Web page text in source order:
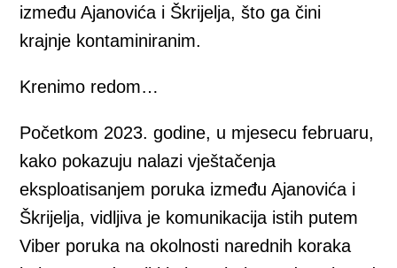
između Ajanovića i Škrijelja, što ga čini
krajnje kontaminiranim.
Krenimo redom…
Početkom 2023. godine, u mjesecu februaru,
kako pokazuju nalazi vještačenja
eksploatisanjem poruka između Ajanovića i
Škrijelja, vidljiva je komunikacija istih putem
Viber poruka na okolnosti narednih koraka